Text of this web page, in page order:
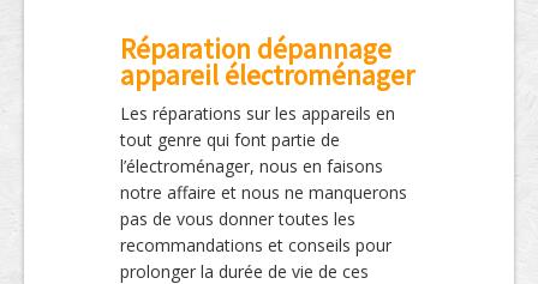
Réparation dépannage
appareil électroménager
Les réparations sur les appareils en
tout genre qui font partie de
l’électroménager, nous en faisons
notre affaire et nous ne manquerons
pas de vous donner toutes les
recommandations et conseils pour
prolonger la durée de vie de ces